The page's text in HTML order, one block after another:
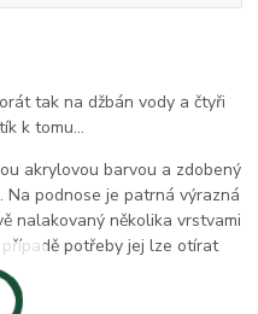
tak na džbán vody a čtyři
k tomu...
akrylovou barvou a zdobený
Na podnose je patrná výrazná
nalakovaný několika vrstvami
potřeby jej lze otírat